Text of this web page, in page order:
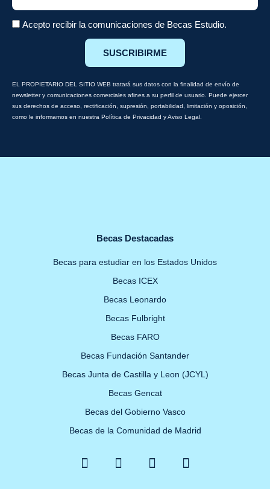
Acepto recibir la comunicaciones de Becas Estudio.
SUSCRIBIRME
EL PROPIETARIO DEL SITIO WEB tratará sus datos con la finalidad de envío de
newsletter y comunicaciones comerciales afines a su perfil de usuario. Puede ejercer
sus derechos de acceso, rectificación, supresión, portabilidad, limitación y oposición,
como le informamos en nuestra Política de Privacidad y Aviso Legal.
Becas Destacadas
Becas para estudiar en los Estados Unidos
Becas ICEX
Becas Leonardo
Becas Fulbright
Becas FARO
Becas Fundación Santander
Becas Junta de Castilla y Leon (JCYL)
Becas Gencat
Becas del Gobierno Vasco
Becas de la Comunidad de Madrid
F
a
X
-
Y
o
I
n